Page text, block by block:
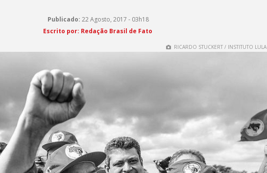
Publicado: 22 Agosto, 2017 - 03h18
Escrito por: Redação Brasil de Fato
RICARDO STUCKERT / INSTITUTO LULA